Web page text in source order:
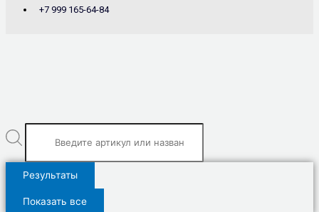
+7 999 165-64-84
Результаты
Показать все